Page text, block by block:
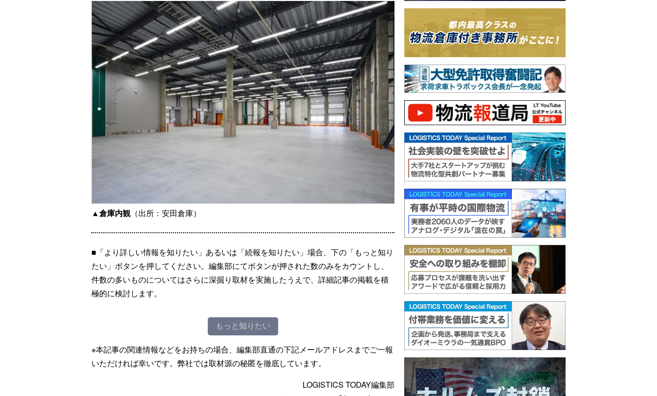
▲倉庫内観（出所：安田倉庫）
■「より詳しい情報を知りたい」あるいは「続報を知りたい」場合、下の「もっと知り
たい」ボタンを押してください。編集部にてボタンが押された数のみをカウントし、
件数の多いものについてはさらに深掘り取材を実施したうえで、詳細記事の掲載を積
極的に検討します。
もっと知りたい
※本記事の関連情報などをお持ちの場合、編集部直通の下記メールアドレスまでご一報
いただければ幸いです。弊社では取材源の秘匿を徹底しています。
LOGISTICS TODAY編集部